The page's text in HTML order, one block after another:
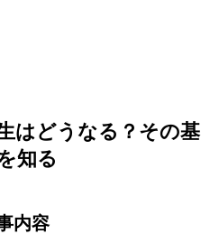
はどうなる？その基
知る
内容